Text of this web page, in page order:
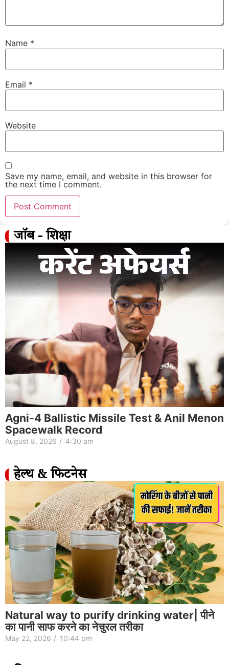
Name *
Email *
Website
Save my name, email, and website in this browser for
the next time I comment.
जॉब - शिक्षा
Agni-4 Ballistic Missile Test & Anil Menon
Spacewalk Record
August 8, 2026 / 4:30 am
हेल्थ & फिटनेस
Natural way to purify drinking water| पीने
का पानी साफ करने का नेचुरल तरीका
May 22, 2026 / 10:44 pm